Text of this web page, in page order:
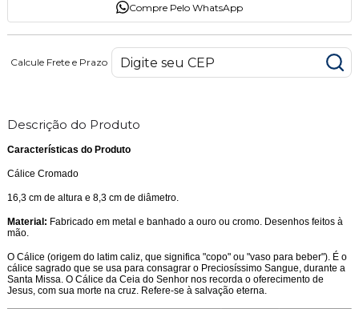
Compre Pelo WhatsApp
Calcule Frete e Prazo
Descrição do Produto
Características do Produto
Cálice Cromado
16,3 cm de altura e 8,3 cm de diâmetro.
Material: Fabricado em metal e banhado a ouro ou cromo. Desenhos feitos à
mão.
O Cálice (origem do latim caliz, que significa "copo" ou "vaso para beber"). É o
cálice sagrado que se usa para consagrar o Preciosíssimo Sangue, durante a
Santa Missa. O Cálice da Ceia do Senhor nos recorda o oferecimento de
Jesus, com sua morte na cruz. Refere-se à salvação eterna.